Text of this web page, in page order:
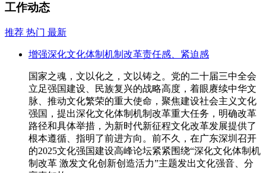
工作动态
推荐 热门 最新
增强深化文化体制机制改革责任感、紧迫感
国家之魂，文以化之，文以铸之。党的二十届三中全会
立足强国建设、民族复兴的战略高度，着眼赓续中华文
脉、推动文化繁荣的重大使命，聚焦建设社会主义文化
强国，提出深化文化体制机制改革重大任务，明确改革
路径和具体举措，为新时代新征程文化改革发展提供了
根本遵循、指明了前进方向。前不久，在广东深圳召开
的2025文化强国建设高峰论坛紧紧围绕“深化文化体制机
制改革 激发文化创新创造活力”主题发出文化强音、分